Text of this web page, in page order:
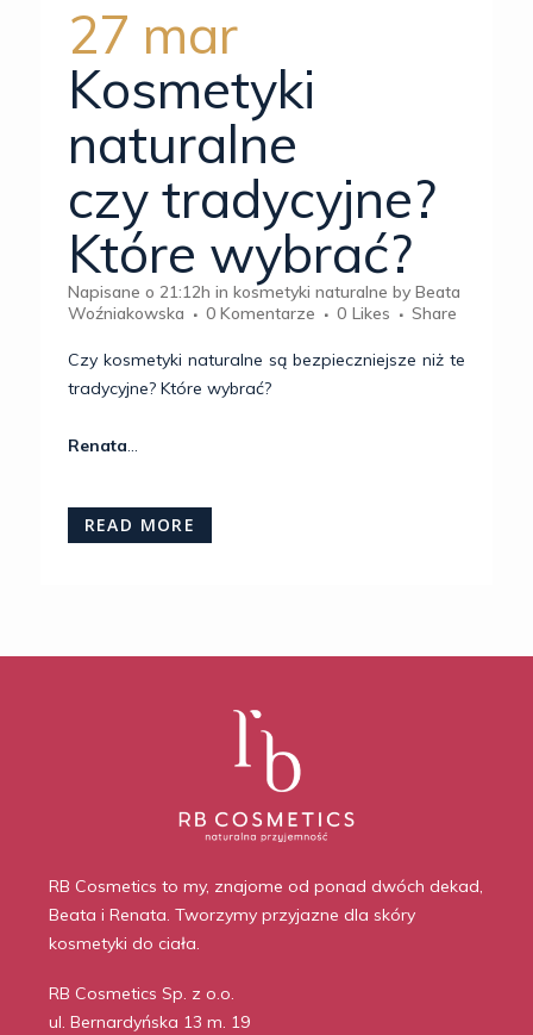
27 mar
Kosmetyki
naturalne
czy tradycyjne?
Które wybrać?
Napisane o 21:12h in kosmetyki naturalne by Beata
Woźniakowska
0 Komentarze 0 Likes Share
Czy kosmetyki naturalne są bezpieczniejsze niż te
tradycyjne? Które wybrać?
Renata...
READ MORE
RB Cosmetics to my, znajome od ponad dwóch dekad,
Beata i Renata. Tworzymy przyjazne dla skóry
kosmetyki do ciała.
RB Cosmetics Sp. z o.o.
ul. Bernardyńska 13 m. 19